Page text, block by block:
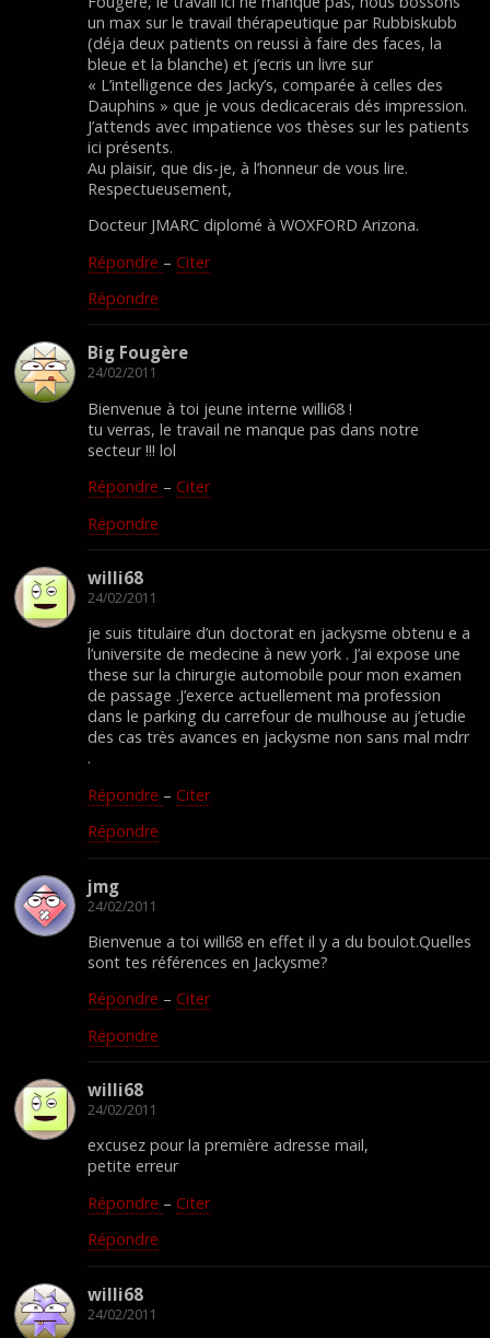
un max sur le travail thérapeutique par Rubbiskubb
(déja deux patients on reussi à faire des faces, la
bleue et la blanche) et j’ecris un livre sur
« L’intelligence des Jacky’s, comparée à celles des
Dauphins » que je vous dedicacerais dés impression.
J’attends avec impatience vos thèses sur les patients
ici présents.
Au plaisir, que dis-je, à l’honneur de vous lire.
Respectueusement,
Docteur JMARC diplomé à WOXFORD Arizona.
Répondre – Citer
Répondre
Big Fougère
24/02/2011
Bienvenue à toi jeune interne willi68 !
tu verras, le travail ne manque pas dans notre
secteur !!! lol
Répondre – Citer
Répondre
willi68
24/02/2011
je suis titulaire d’un doctorat en jackysme obtenu e a
l’universite de medecine à new york . J’ai expose une
these sur la chirurgie automobile pour mon examen
de passage .J’exerce actuellement ma profession
dans le parking du carrefour de mulhouse au j’etudie
des cas très avances en jackysme non sans mal mdrr
.
Répondre – Citer
Répondre
jmg
24/02/2011
Bienvenue a toi will68 en effet il y a du boulot.Quelles
sont tes références en Jackysme?
Répondre – Citer
Répondre
willi68
24/02/2011
excusez pour la première adresse mail,
petite erreur
Répondre – Citer
Répondre
willi68
24/02/2011